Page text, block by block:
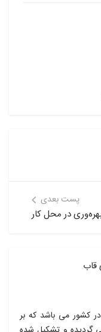
پست بعدی
در محل کار
کشور می باشد که بر